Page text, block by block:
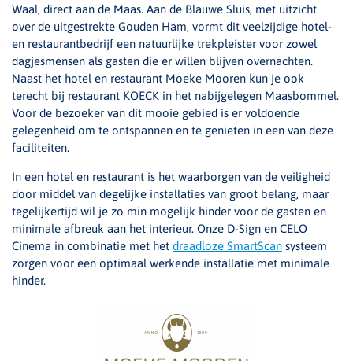
Waal, direct aan de Maas. Aan de Blauwe Sluis, met uitzicht
over de uitgestrekte Gouden Ham, vormt dit veelzijdige hotel‑
en restaurantbedrijf een natuurlijke trekpleister voor zowel
dagjesmensen als gasten die er willen blijven overnachten.
Naast het hotel en restaurant Moeke Mooren kun je ook
terecht bij restaurant KOECK in het nabijgelegen Maasbommel.
Voor de bezoeker van dit mooie gebied is er voldoende
gelegenheid om te ontspannen en te genieten in een van deze
faciliteiten.
In een hotel en restaurant is het waarborgen van de veiligheid
door middel van degelijke installaties van groot belang, maar
tegelijkertijd wil je zo min mogelijk hinder voor de gasten en
minimale afbreuk aan het interieur. Onze D-Sign en CELO
Cinema in combinatie met het draadloze SmartScan systeem
zorgen voor een optimaal werkende installatie met minimale
hinder.